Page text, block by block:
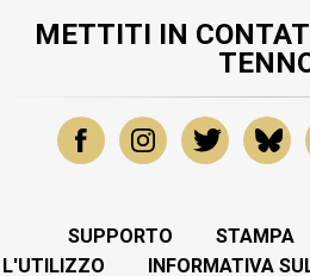
METTITI IN
SUPPORTO STAMPA
L'UTILIZZO
INFORMATIVA